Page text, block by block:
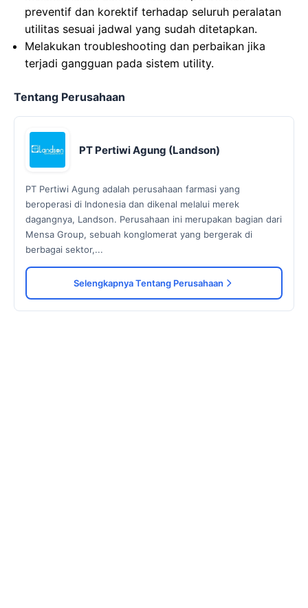
preventif dan korektif terhadap seluruh peralatan
utilitas sesuai jadwal yang sudah ditetapkan.
Melakukan troubleshooting dan perbaikan jika
terjadi gangguan pada sistem utility.
Tentang Perusahaan
PT Pertiwi Agung (Landson)
PT Pertiwi Agung adalah perusahaan farmasi yang
beroperasi di Indonesia dan dikenal melalui merek
dagangnya, Landson. Perusahaan ini merupakan bagian dari
Mensa Group, sebuah konglomerat yang bergerak di
berbagai sektor,...
Selengkapnya Tentang Perusahaan